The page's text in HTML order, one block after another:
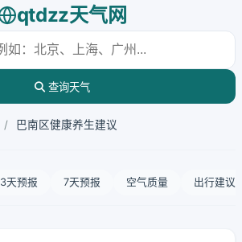
qtdzz天气网
查询天气
/ 巴南区健康养生建议
3天预报 7天预报 空气质量 出行建议